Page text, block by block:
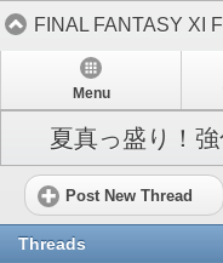
FINAL FANTASY XI
Menu
夏真っ盛り！
Post New Thread
Threads